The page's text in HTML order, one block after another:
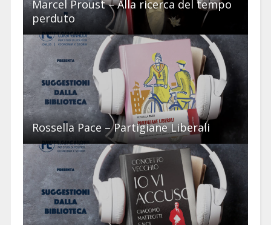
Marcel Proust – Alla ricerca del tempo
perduto
Rossella Pace – Partigiane Liberali